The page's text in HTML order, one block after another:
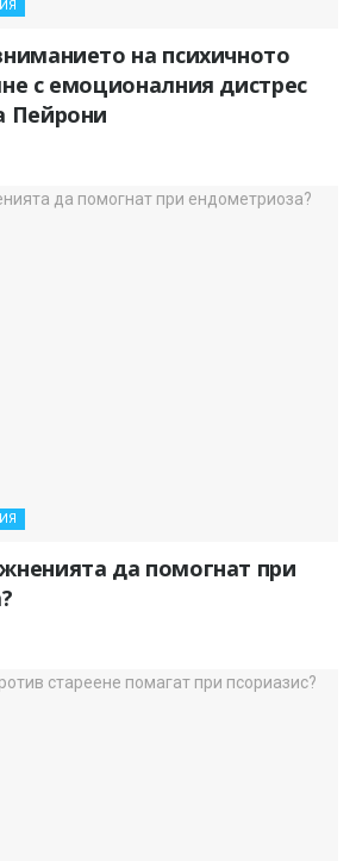
на психичното
с емоционалния дистрес
Пейрони
да помогнат при